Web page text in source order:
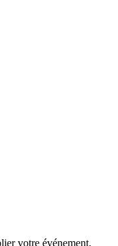
votre événement.